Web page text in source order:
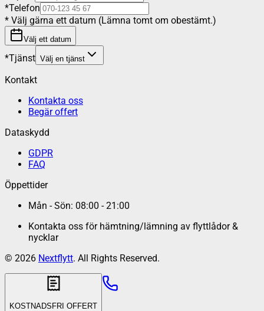
*Telefon
* Välj gärna ett datum (Lämna tomt om obestämt.)
Välj ett datum
*Tjänst Välj en tjänst
Kontakt
Kontakta oss
Begär offert
Dataskydd
GDPR
FAQ
Öppettider
Mån - Sön: 08:00 - 21:00
Kontakta oss för hämtning/lämning av flyttlådor &
nycklar
© 2026 Nextflytt. All Rights Reserved.
KOSTNADSFRI OFFERT